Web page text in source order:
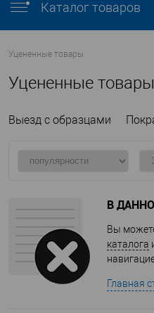
Каталог товаров
Уцененные товары
Уцененные товары
Выезд с образцами
В
Вы
каталога
Главная